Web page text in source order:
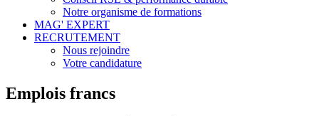
Notre organisme de formations
MAG' EXPERT
RECRUTEMENT
Nous rejoindre
Votre candidature
Emplois francs